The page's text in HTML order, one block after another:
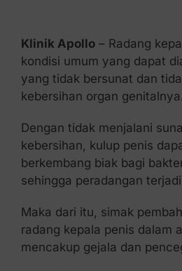
Klinik Apollo– Radang
kondisi umum yang dapat
yang tidak bersunat dan
kebersihan organ genitalnya.
Dengan tidak menjalani
kebersihan, kulup penis
berkembang biak bagi
sehingga peradangan
Maka dari itu, simak
radang kepala penis dalam
mencakup gejala dan